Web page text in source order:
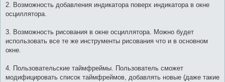
е
2. Возможность добавления индикатора поверх индикатора в окне
осциллятора.
3. Возможность рисования в окне осциллятора. Можно будет
использовать все те же инструменты рисования что и в основном
окне.
4. Пользовательские таймфреймы. Пользователь сможет
модифицировать список таймфреймов, добавлять новые (даже такие